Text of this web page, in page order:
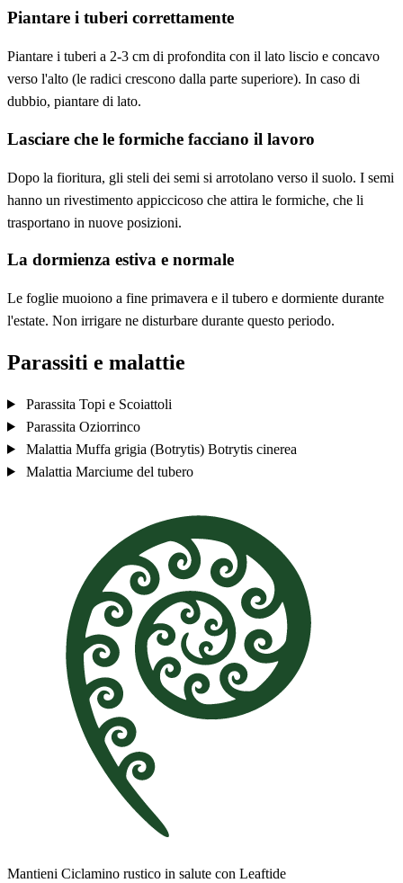
Piantare i tuberi correttamente
Piantare i tuberi a 2-3 cm di profondita con il lato liscio e concavo
verso l'alto (le radici crescono dalla parte superiore). In caso di
dubbio, piantare di lato.
Lasciare che le formiche facciano il lavoro
Dopo la fioritura, gli steli dei semi si arrotolano verso il suolo. I semi
hanno un rivestimento appiccicoso che attira le formiche, che li
trasportano in nuove posizioni.
La dormienza estiva e normale
Le foglie muoiono a fine primavera e il tubero e dormiente durante
l'estate. Non irrigare ne disturbare durante questo periodo.
Parassiti e malattie
Parassita Topi e Scoiattoli
Parassita Oziorrinco
Malattia Muffa grigia (Botrytis) Botrytis cinerea
Malattia Marciume del tubero
Mantieni Ciclamino rustico in salute con Leaftide